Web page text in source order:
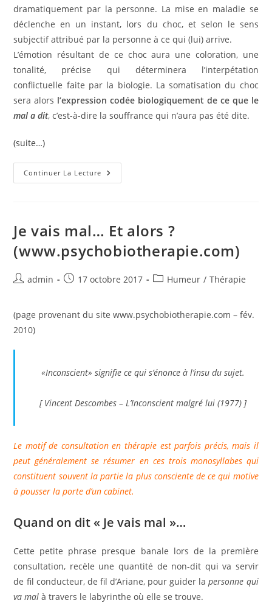
dramatiquement par la personne. La mise en maladie se
déclenche en un instant, lors du choc, et selon le sens
subjectif attribué par la personne à ce qui (lui) arrive.
L’émotion résultant de ce choc aura une coloration, une
tonalité, précise qui déterminera l’interpétation
conflictuelle faite par la biologie. La somatisation du choc
sera alors l’expression codée biologiquement de ce que le
mal a dit, c’est-à-dire la souffrance qui n’aura pas été dite.
(suite…)
Continuer La Lecture La
Maladie
Décoder
(www.psychobiotherapie.com)
Je vais mal… Et alors ?
(www.psychobiotherapie.com)
Auteur/autrice
publication :
admin
Publication
17 octobre 2017
PostHumeur / Thérapie
(page provenant du site www.psychobiotherapie.com – fév.
2010)
«Inconscient» signifie ce qui s’énonce à l’insu du sujet.
[ Vincent Descombes – L’Inconscient malgré lui (1977) ]
Le motif de consultation en thérapie est parfois précis, mais il
peut généralement se résumer en ces trois monosyllabes qui
constituent souvent la partie la plus consciente de ce qui motive
à pousser la porte d’un cabinet.
Quand on dit « Je vais mal »…
Cette petite phrase presque banale lors de la première
consultation, recèle une quantité de non-dit qui va servir
de fil conducteur, de fil d’Ariane, pour guider lapersonne qui
va mal à travers le labyrinthe où elle se trouve.